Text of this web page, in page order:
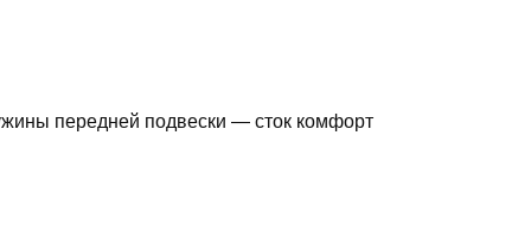
передней подвески — сток комфорт